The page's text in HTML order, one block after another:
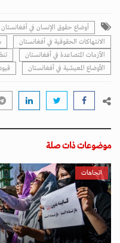
أوضاع حقوق الإنسان في أفغانستان
الانتهاكات الحقوقية في أفغانستان
الأزمات المتصاعدة في أفغانستان
الأوضاع المعيشية في أفغانستان
موضوعات ذات صلة
اتجاهات